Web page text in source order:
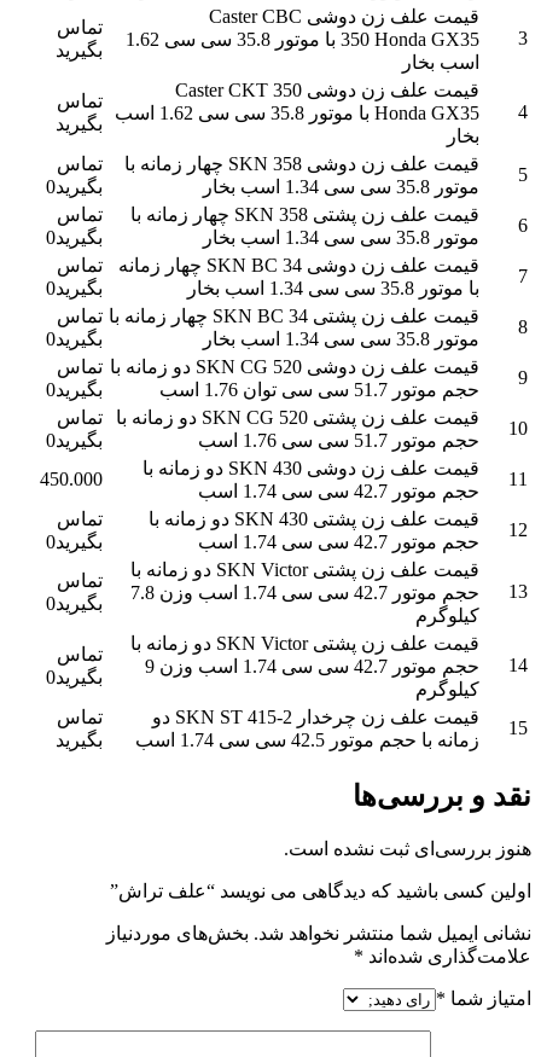
3
قیمت علف زن دوشی Caster CBC
350 Honda GX35 با موتور 35.8 سی سی 1.62
اسب بخار
تماس
بگیرید
4
قیمت علف زن دوشی Caster CKT 350
Honda GX35 با موتور 35.8 سی سی 1.62 اسب
بخار
تماس
بگیرید
5
قیمت علف زن دوشی SKN 358 چهار زمانه با
موتور 35.8 سی سی 1.34 اسب بخار
تماس
بگیرید0
6
قیمت علف زن پشتی SKN 358 چهار زمانه با
موتور 35.8 سی سی 1.34 اسب بخار
تماس
بگیرید0
7
قیمت علف زن دوشی SKN BC 34 چهار زمانه
با موتور 35.8 سی سی 1.34 اسب بخار
تماس
بگیرید0
8
قیمت علف زن پشتی SKN BC 34 چهار زمانه با
موتور 35.8 سی سی 1.34 اسب بخار
تماس
بگیرید0
9
قیمت علف زن دوشی SKN CG 520 دو زمانه با
حجم موتور 51.7 سی سی توان 1.76 اسب
تماس
بگیرید0
10
قیمت علف زن پشتی SKN CG 520 دو زمانه با
حجم موتور 51.7 سی سی 1.76 اسب
تماس
بگیرید0
11
قیمت علف زن دوشی SKN 430 دو زمانه با
حجم موتور 42.7 سی سی 1.74 اسب
450.000
12
قیمت علف زن پشتی SKN 430 دو زمانه با
حجم موتور 42.7 سی سی 1.74 اسب
تماس
بگیرید0
13
قیمت علف زن پشتی SKN Victor دو زمانه با
حجم موتور 42.7 سی سی 1.74 اسب وزن 7.8
کیلوگرم
تماس
بگیرید0
14
قیمت علف زن پشتی SKN Victor دو زمانه با
حجم موتور 42.7 سی سی 1.74 اسب وزن 9
کیلوگرم
تماس
بگیرید0
15
قیمت علف زن چرخدار SKN ST 415-2 دو
زمانه با حجم موتور 42.5 سی سی 1.74 اسب
تماس
بگیرید
نقد و بررسی‌ها
هنوز بررسی‌ای ثبت نشده است.
اولین کسی باشید که دیدگاهی می نویسد “علف تراش”
نشانی ایمیل شما منتشر نخواهد شد. بخش‌های موردنیاز
علامت‌گذاری شده‌اند *
امتیاز شما *